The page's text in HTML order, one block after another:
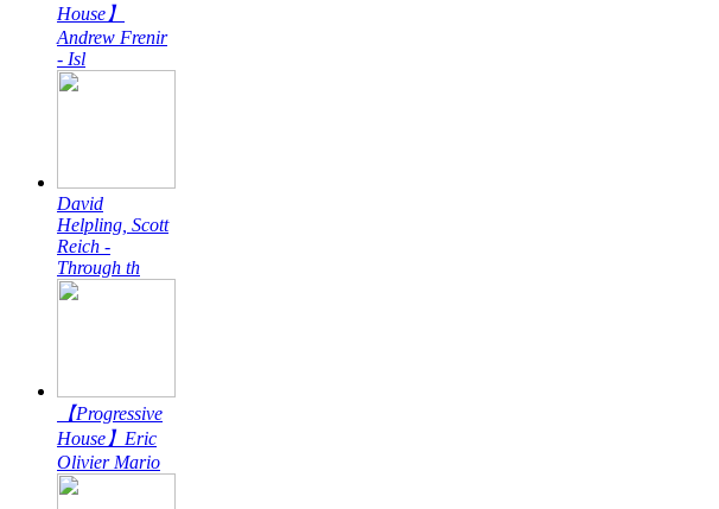
House】
Andrew Frenir
- Isl
David
Helpling, Scott
Reich -
Through th
【Progressive
House】Eric
Olivier Mario